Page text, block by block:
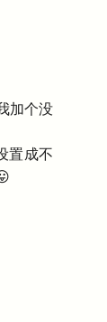
加个没
置成不